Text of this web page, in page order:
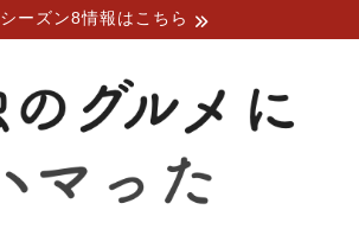
シーズン8情報はこちら